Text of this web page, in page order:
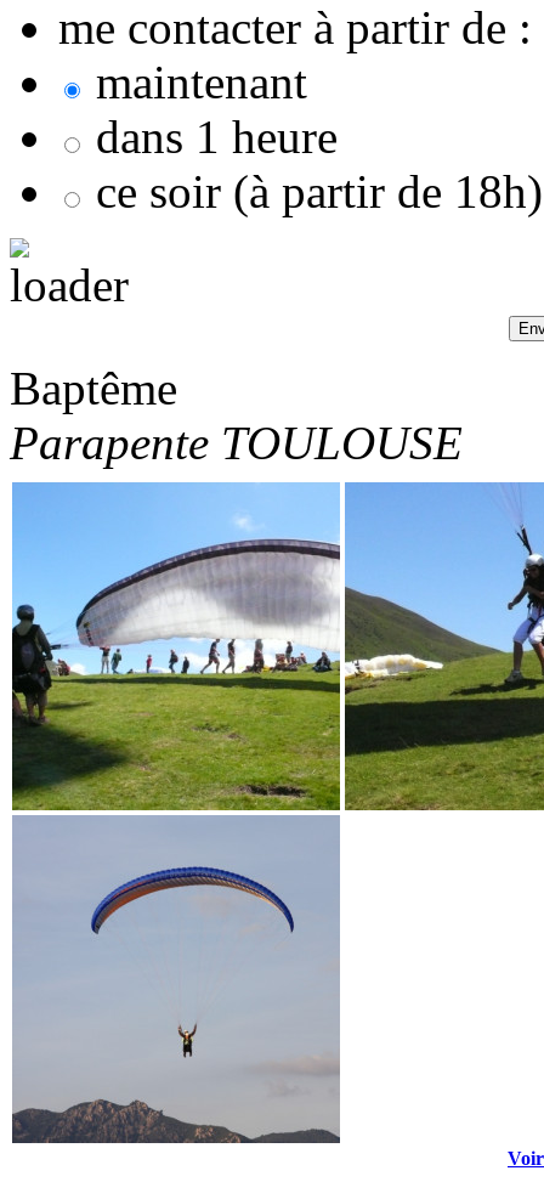
me contacter à partir de :
maintenant
dans 1 heure
ce soir (à partir de 18h)
Baptême
Parapente TOULOUSE
Voir